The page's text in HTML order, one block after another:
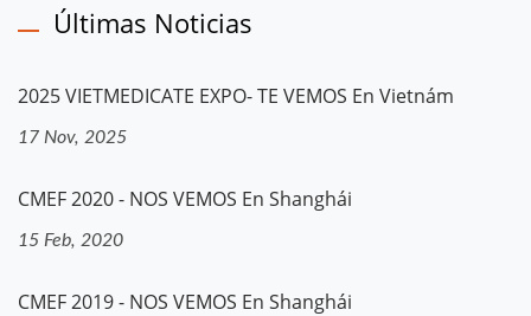
Últimas Noticias
2025 VIETMEDICATE EXPO- TE VEMOS En Vietnám
17 Nov, 2025
CMEF 2020 - NOS VEMOS En Shanghái
15 Feb, 2020
CMEF 2019 - NOS VEMOS En Shanghái